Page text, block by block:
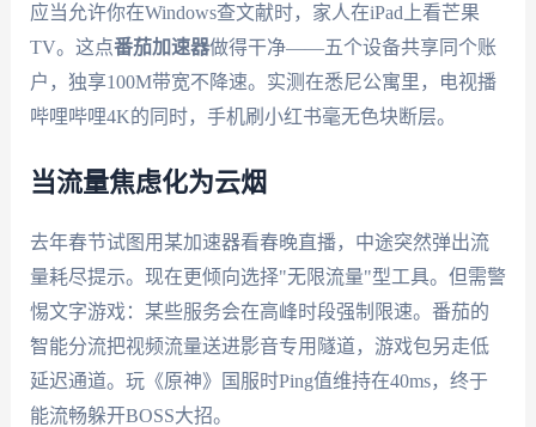
应当允许你在Windows查文献时，家人在iPad上看芒果
TV。这点番茄加速器做得干净——五个设备共享同个账
户，独享100M带宽不降速。实测在悉尼公寓里，电视播
哔哩哔哩4K的同时，手机刷小红书毫无色块断层。
当流量焦虑化为云烟
去年春节试图用某加速器看春晚直播，中途突然弹出流
量耗尽提示。现在更倾向选择"无限流量"型工具。但需警
惕文字游戏：某些服务会在高峰时段强制限速。番茄的
智能分流把视频流量送进影音专用隧道，游戏包另走低
延迟通道。玩《原神》国服时Ping值维持在40ms，终于
能流畅躲开BOSS大招。